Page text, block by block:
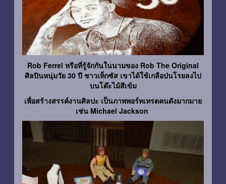
Rob Ferrel หรือที่รู้จักกันในนามของ Rob The Original
ศิลปินหนุ่มวัย 30 ปี ชาวเท็กซัส เขาได้ใช้เกลือป่นโรยลงไป
บนโต๊ะไม้สีเข้ม
เพื่อสร้างสรรค์งานศิลปะ เป็นภาพพอร์ทเทรตคนดังมากมาย
เช่น Michael Jackson